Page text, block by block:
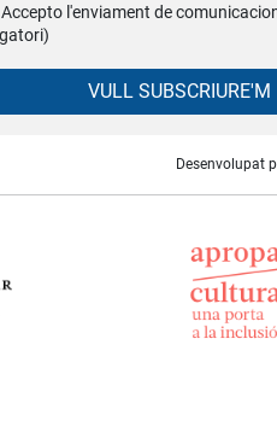
Accepto l'enviament de
VULL SUBSCRIURE'M
Desenvolupat